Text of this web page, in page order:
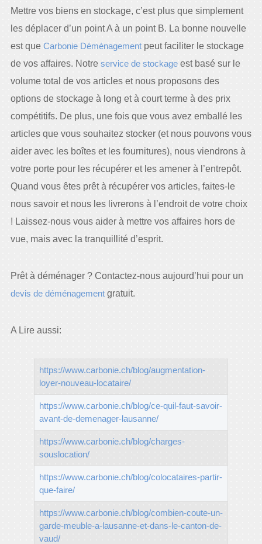
Mettre vos biens en stockage, c’est plus que simplement
les déplacer d’un point A à un point B. La bonne nouvelle
est que Carbonie Déménagementpeut faciliter le stockage
de vos affaires. Notre service de stockageest basé sur le
volume total de vos articles et nous proposons des
options de stockage à long et à court terme à des prix
compétitifs. De plus, une fois que vous avez emballé les
articles que vous souhaitez stocker (et nous pouvons vous
aider avec les boîtes et les fournitures), nous viendrons à
votre porte pour les récupérer et les amener à l’entrepôt.
Quand vous êtes prêt à récupérer vos articles, faites-le
nous savoir et nous les livrerons à l’endroit de votre choix
! Laissez-nous vous aider à mettre vos affaires hors de
vue, mais avec la tranquillité d’esprit.
Prêt à déménager ? Contactez-nous aujourd’hui pour un
devis de déménagementgratuit.
A Lire aussi:
https://www.carbonie.ch/blog/augmentation-
loyer-nouveau-locataire/
https://www.carbonie.ch/blog/ce-quil-faut-savoir-
avant-de-demenager-lausanne/
https://www.carbonie.ch/blog/charges-
souslocation/
https://www.carbonie.ch/blog/colocataires-partir-
que-faire/
https://www.carbonie.ch/blog/combien-coute-un-
garde-meuble-a-lausanne-et-dans-le-canton-de-
vaud/